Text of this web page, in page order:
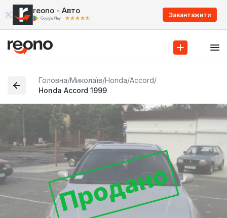
reono - Авто Завантажити
Головна/Миколаїв/Honda/Accord/
Honda Accord 1999
Продано